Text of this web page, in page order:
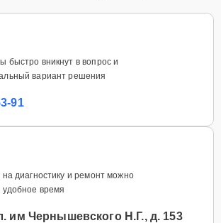
быстро вникнут в вопрос и
вариант решения
91
на диагностику и ремонт можно
удобное время
им Чернышевского Н.Г., д. 153